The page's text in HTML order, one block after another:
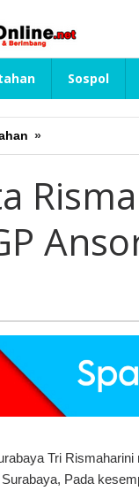
Sospol
»
Kota
Terima
Kirap
Satu
Negeri
Tri
Pada